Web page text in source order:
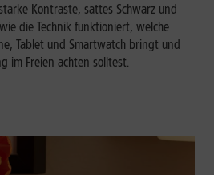
Kontraste, sattes Schwarz und
die Technik funktioniert, welche
Tablet und Smartwatch bringt und
im Freien achten solltest.